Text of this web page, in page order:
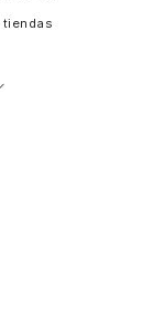
tiendas